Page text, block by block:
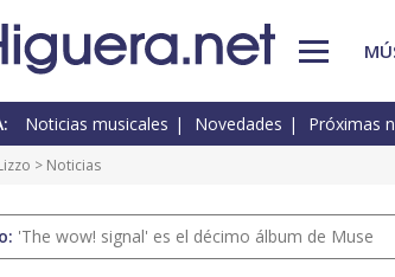
Noticias musicales Novedades Próximas
> Noticias
'The wow! signal' es el décimo álbum de Muse